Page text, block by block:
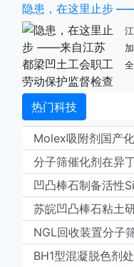
热门科技
Molex吸附剂国产
凹凸棒石制备活性
苏皖凹凸棒石粘土
NGL回收装置分子
BH1型混凝脱色剂